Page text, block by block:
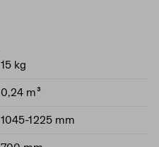
15 kg
0,24 m³
1045-1225 mm